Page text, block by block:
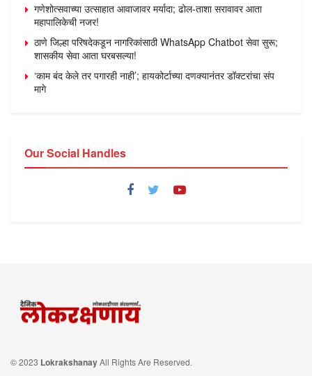
गणेशोत्सवाच्या उत्साहात आवाजावर मर्यादा; ढोल-ताशा सरावावर आता
महापालिकेची नजर!
ठाणे जिल्हा परिषदेकडून नागरिकांसाठी WhatsApp Chatbot सेवा सुरू;
शासकीय सेवा आता घरबसल्या!
‘काम बंद केले तर पगारही नाही’; हायकोर्टाच्या दणक्यानंतर डॉक्टरांचा संप
मागे
Our Social Handles
© 2023 LokrakshanayAll Rights Are Reserved.